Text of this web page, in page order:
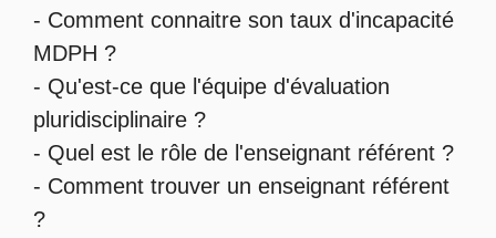
- Comment connaitre son taux d'incapacité
MDPH ?
- Qu'est-ce que l'équipe d'évaluation
pluridisciplinaire ?
- Quel est le rôle de l'enseignant référent ?
- Comment trouver un enseignant référent
?